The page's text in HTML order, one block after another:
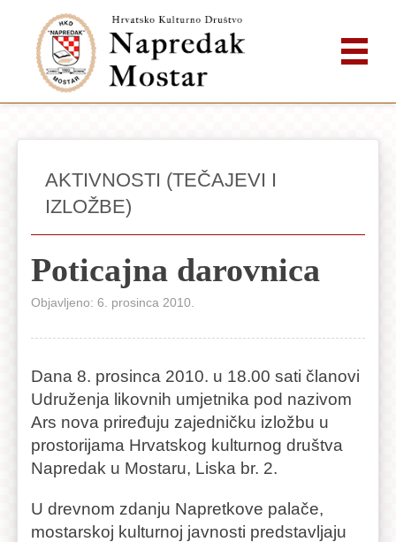
AKTIVNOSTI (TEČAJEVI I
IZLOŽBE)
Poticajna darovnica
Objavljeno: 6. prosinca 2010.
Dana 8. prosinca 2010. u 18.00 sati članovi
Udruženja likovnih umjetnika pod nazivom
Ars nova priređuju zajedničku izložbu u
prostorijama Hrvatskog kulturnog društva
Napredak u Mostaru, Liska br. 2.
U drevnom zdanju Napretkove palače,
mostarskoj kulturnoj javnosti predstavljaju